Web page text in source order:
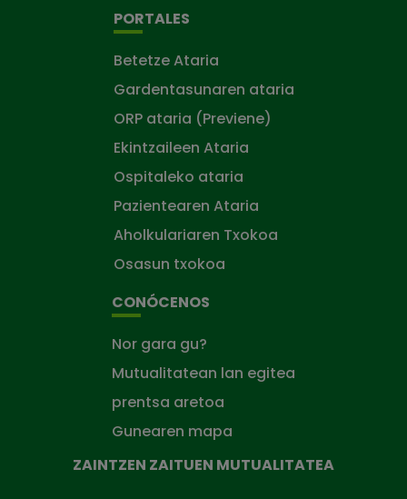
PORTALES
Betetze Ataria
Gardentasunaren ataria
ORP ataria (Previene)
Ekintzaileen Ataria
Ospitaleko ataria
Pazientearen Ataria
Aholkulariaren Txokoa
Osasun txokoa
CONÓCENOS
Nor gara gu?
Mutualitatean lan egitea
prentsa aretoa
Gunearen mapa
ZAINTZEN ZAITUEN MUTUALITATEA